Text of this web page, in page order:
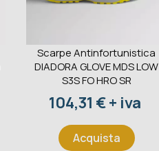
Scarpe Antinfortunistica
DIADORA GLOVE MDS LOW
S3S FO HRO SR
Prezzo
104,31 € + iva
Acquista